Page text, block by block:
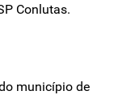
Conlutas.
município de